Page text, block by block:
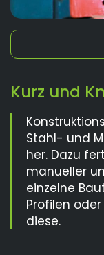
Kurz und
Stahl- und
her. Dazu
manueller
einzelne
Profilen
diese.